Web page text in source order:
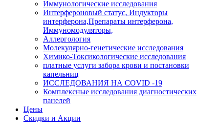
Иммунологические исследования
Интерфероновый статус, Индукторы
интерферона,Препараты интерферона,
Иммуномодуляторы,
Аллергология
Молекулярно-генетические исследования
Химико-Токсикологические исследования
платные услуги забора крови и постановки
капельниц
ИССЛЕДОВАНИЯ НА COVID -19
Комплексные исследования диагностических
панелей
Цены
Скидки и Акции